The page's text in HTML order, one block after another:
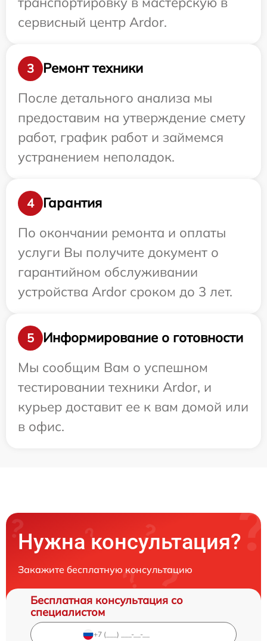
сервисный центр Ardor.
3
Ремонт техники
После детального анализа мы
предоставим на утверждение смету
работ, график работ и займемся
устранением неполадок.
4
Гарантия
По окончании ремонта и оплаты
услуги Вы получите документ о
гарантийном обслуживании
устройства Ardor сроком до 3 лет.
5
Информирование о готовности
Мы сообщим Вам о успешном
тестировании техники Ardor, и
курьер доставит ее к вам домой или
в офис.
Нужна консультация?
Закажите бесплатную консультацию
Бесплатная консультация со
специалистом